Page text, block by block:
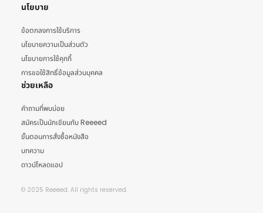
นโยบาย
ข้อตกลงการใช้บริการ
นโยบายความเป็นส่วนตัว
นโยบายการใช้คุกกี้
การขอใช้สิทธิ์ข้อมูลส่วนบุคคล
ช่วยเหลือ
คำถามที่พบบ่อย
สมัครเป็นนักเขียนกับ Reeeed
ขั้นตอนการสั่งซื้อหนังสือ
บทความ
ดาวน์โหลดแอป
© 2025 Reeeed. All rights reserved.